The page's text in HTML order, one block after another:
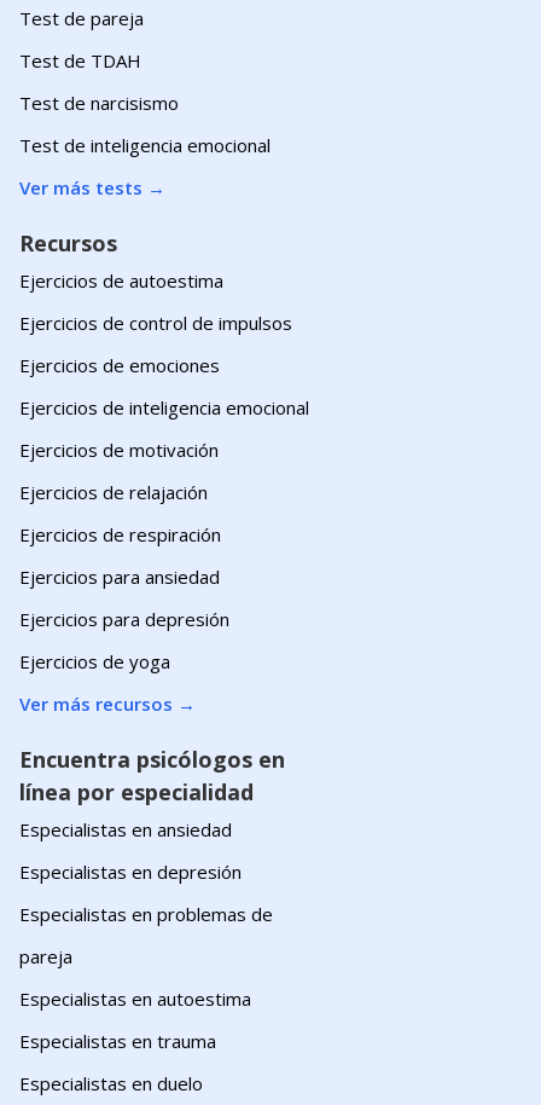
Test de pareja
Test de TDAH
Test de narcisismo
Test de inteligencia emocional
Ver más tests →
Recursos
Ejercicios de autoestima
Ejercicios de control de impulsos
Ejercicios de emociones
Ejercicios de inteligencia emocional
Ejercicios de motivación
Ejercicios de relajación
Ejercicios de respiración
Ejercicios para ansiedad
Ejercicios para depresión
Ejercicios de yoga
Ver más recursos →
Encuentra psicólogos en
línea por especialidad
Especialistas en ansiedad
Especialistas en depresión
Especialistas en problemas de
pareja
Especialistas en autoestima
Especialistas en trauma
Especialistas en duelo